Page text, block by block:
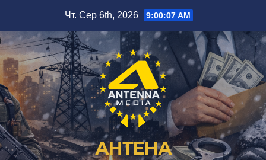
вмісту
Чт. Сер 6th, 2026 9:00:08 AM
АНТЕНА